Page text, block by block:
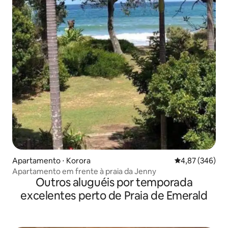
Apartamento ⋅ Korora 4,87 de uma
4,87 (346)
Apartamento em frente à praia da Jenny
Outros aluguéis por temporada
excelentes perto de Praia de Emerald